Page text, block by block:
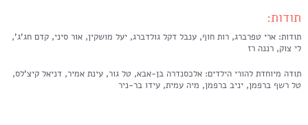
תודות:
תודות: ארי טפרברג, רות חוף, ענבל דקל גולדברג, יעל מושקין, אור סיני, קדם חג'ג',
לי צוק, רננה רז
תודה מיוחדת להורי הילדים: אלכסנדרה בן-אבא, טל גור, עינת אמיר, דניאל קיצ'לס,
טל רשף ברפמן, יניב ברפמן, מיה עמית, עידו בר-ניר